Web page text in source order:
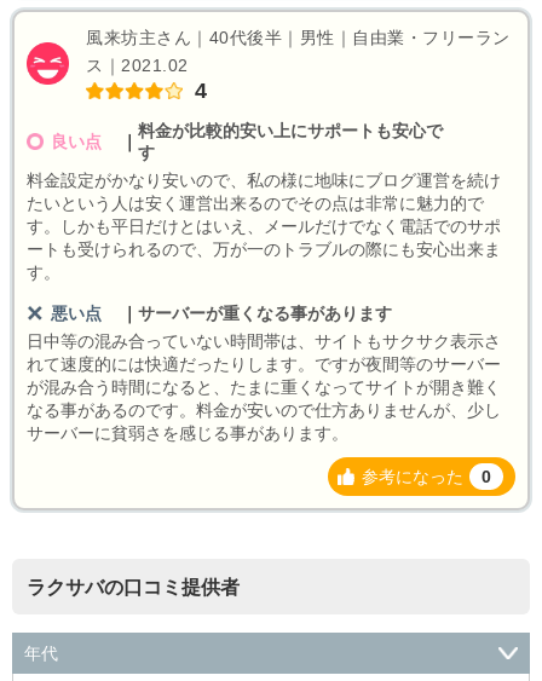
風来坊主さん｜40代後半｜男性｜自由業・フリーラン
ス｜2021.02
4
良い点
料金が比較的安い上にサポートも安心で
す
料金設定がかなり安いので、私の様に地味にブログ運営を続け
たいという人は安く運営出来るのでその点は非常に魅力的で
す。しかも平日だけとはいえ、メールだけでなく電話でのサポ
ートも受けられるので、万が一のトラブルの際にも安心出来ま
す。
悪い点
サーバーが重くなる事があります
日中等の混み合っていない時間帯は、サイトもサクサク表示さ
れて速度的には快適だったりします。ですが夜間等のサーバー
が混み合う時間になると、たまに重くなってサイトが開き難く
なる事があるのです。料金が安いので仕方ありませんが、少し
サーバーに貧弱さを感じる事があります。
参考になった 0
ラクサバの口コミ提供者
年代